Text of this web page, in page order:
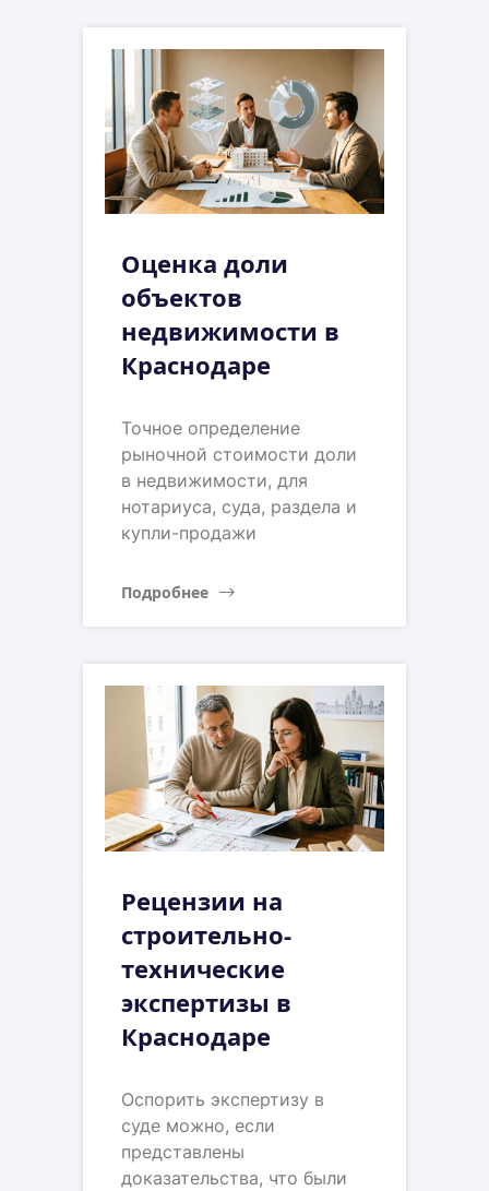
Оценка доли
объектов
недвижимости в
Краснодаре
Точное определение
рыночной стоимости доли
в недвижимости, для
нотариуса, суда, раздела и
купли-продажи
Подробнее
Рецензии на
строительно-
технические
экспертизы в
Краснодаре
Оспорить экспертизу в
суде можно, если
представлены
доказательства, что были